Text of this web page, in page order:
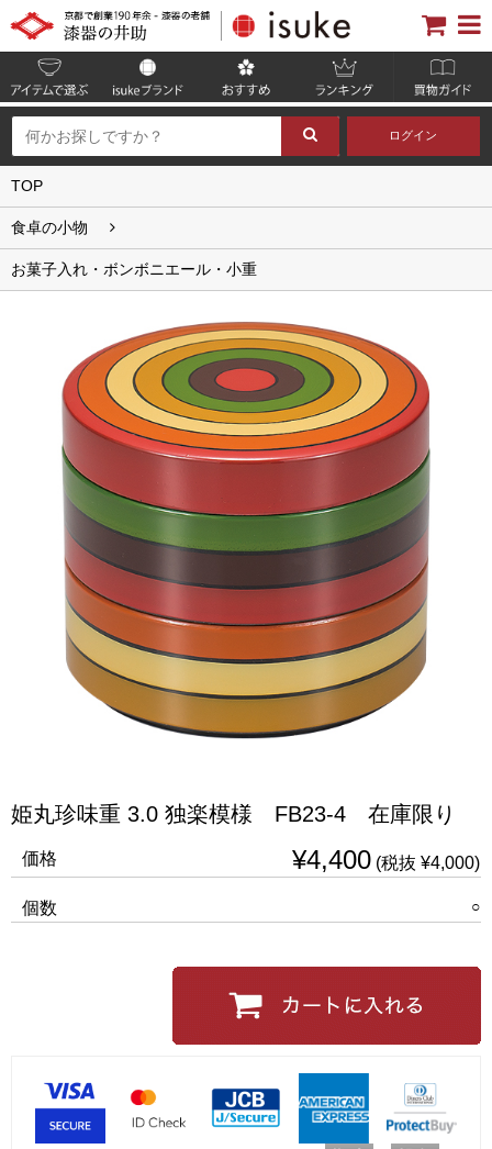
ログイン
TOP
食卓の小物
お菓子入れ・ボンボニエール・小重
姫丸珍味重 3.0 独楽模様 FB23-4 在庫限り
価格 ¥4,400 (税抜 ¥4,000)
個数 ○